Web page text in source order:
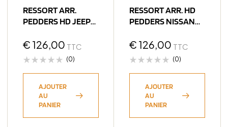
RESSORT ARR.
PEDDERS HD JEEP
€ 126,00 TTC
(0)
AJOUTER
AU
PANIER
RESSORT ARR. HD
PEDDERS NISSAN
MERCEDES CLASSE
X
€ 126,00 TTC
(0)
AJOUTER
AU
PANIER